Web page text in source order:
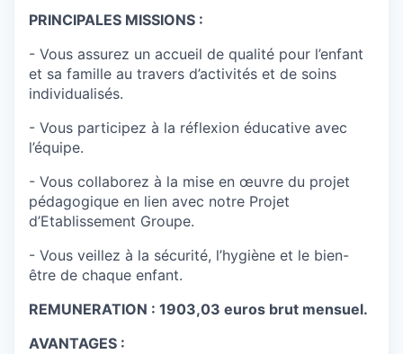
PRINCIPALES MISSIONS :
- Vous assurez un accueil de qualité pour l’enfant
et sa famille au travers d’activités et de soins
individualisés.
- Vous participez à la réflexion éducative avec
l’équipe.
- Vous collaborez à la mise en œuvre du projet
pédagogique en lien avec notre Projet
d’Etablissement Groupe.
- Vous veillez à la sécurité, l’hygiène et le bien-
être de chaque enfant.
REMUNERATION : 1903,03 euros brut mensuel.
AVANTAGES :